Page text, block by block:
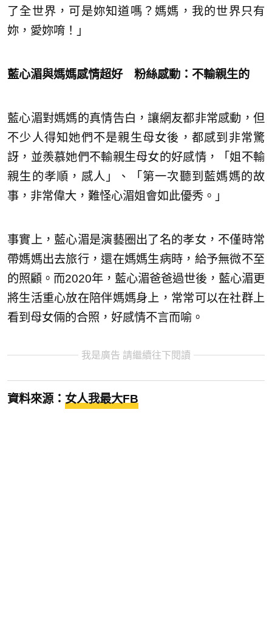
了全世界，可是妳知道嗎？媽媽，我的世界只有
妳，愛妳唷！」
藍心湄與媽媽感情超好 粉絲感動：不輸親生的
藍心湄對媽媽的真情告白，讓網友都非常感動，但
不少人得知她們不是親生母女後，都感到非常驚
訝，並羨慕她們不輸親生母女的好感情，「姐不輸
親生的孝順，感人」、「第一次聽到藍媽媽的故
事，非常偉大，難怪心湄姐會如此優秀。」
事實上，藍心湄是演藝圈出了名的孝女，不僅時常
帶媽媽出去旅行，還在媽媽生病時，給予無微不至
的照顧。而2020年，藍心湄爸爸過世後，藍心湄更
將生活重心放在陪伴媽媽身上，常常可以在社群上
看到母女倆的合照，好感情不言而喻。
我是廣告 請繼續往下閱讀
資料來源： 女人我最大FB